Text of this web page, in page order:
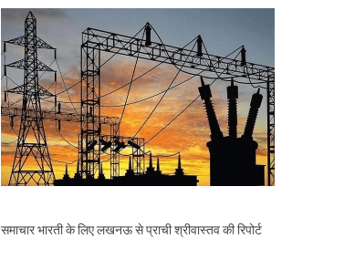
समाचार भारती के लिए लखनऊ से प्राची श्रीवास्तव की रिपोर्ट